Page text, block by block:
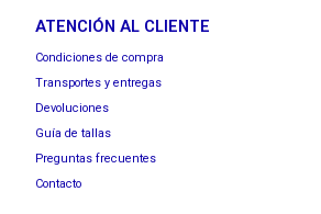
ATENCIÓN AL CLIENTE
Condiciones de compra
Transportes y entregas
Devoluciones
Guía de tallas
Preguntas frecuentes
Contacto